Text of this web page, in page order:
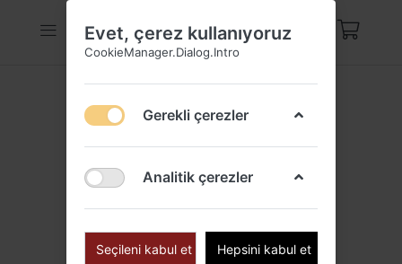
Evet, çerez kullanıyoruz
CookieManager.Dialog.Intro
Gerekli çerezler
Analitik çerezler
Seçileni kabul et Hepsini kabul et